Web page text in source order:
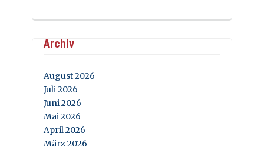
Archiv
August 2026
Juli 2026
Juni 2026
Mai 2026
April 2026
März 2026